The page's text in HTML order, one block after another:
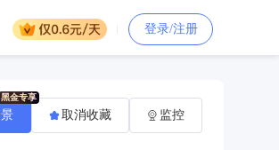
登录/注册
取消收藏 监控